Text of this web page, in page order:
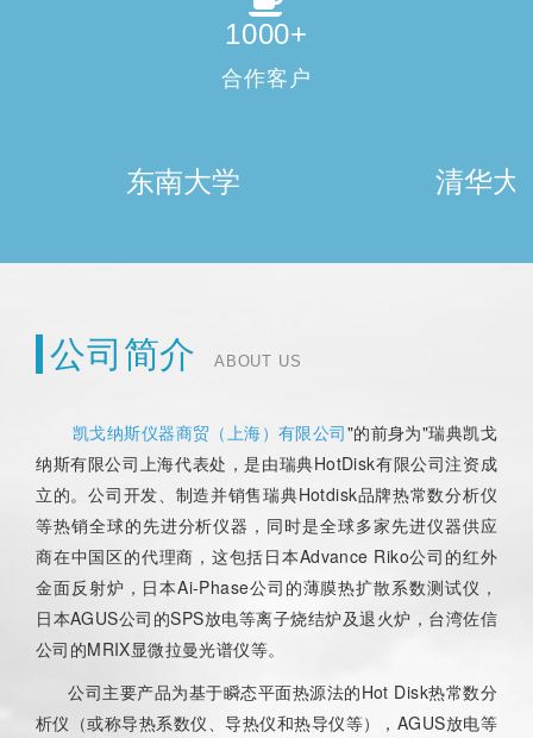
1000+
合作客户
东南大学 清华大学
公司简介 ABOUT US
凯戈纳斯仪器商贸（上海）有限公司"的前身为"瑞典凯戈
纳斯有限公司上海代表处，是由瑞典HotDisk有限公司注资成
立的。公司开发、制造并销售瑞典Hotdisk品牌热常数分析仪
等热销全球的先进分析仪器，同时是全球多家先进仪器供应
商在中国区的代理商，这包括日本Advance Riko公司的红外
金面反射炉，日本Ai-Phase公司的薄膜热扩散系数测试仪，
日本AGUS公司的SPS放电等离子烧结炉及退火炉，台湾佐信
公司的MRIX显微拉曼光谱仪等。
公司主要产品为基于瞬态平面热源法的Hot Disk热常数分
析仪（或称导热系数仪、导热仪和热导仪等），AGUS放电等